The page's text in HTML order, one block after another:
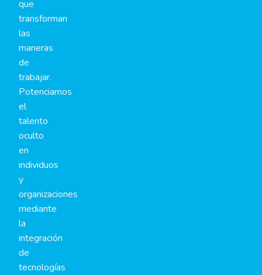
que
transforman
las
maneras
de
trabajar.
Potenciamos
el
talento
oculto
en
individuos
y
organizaciones
mediante
la
integración
de
tecnologías